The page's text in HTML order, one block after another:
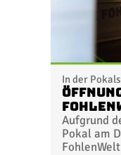
In der
Aufgrund
Pokal am